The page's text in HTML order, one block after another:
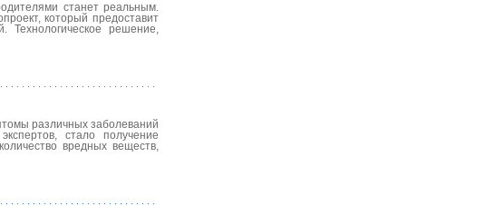
станет реальным.
который предоставит
решение,
различных заболеваний
стало получение
вредных веществ,